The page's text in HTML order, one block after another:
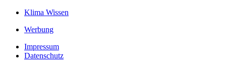
Klima Wissen
Werbung
Impressum
Datenschutz